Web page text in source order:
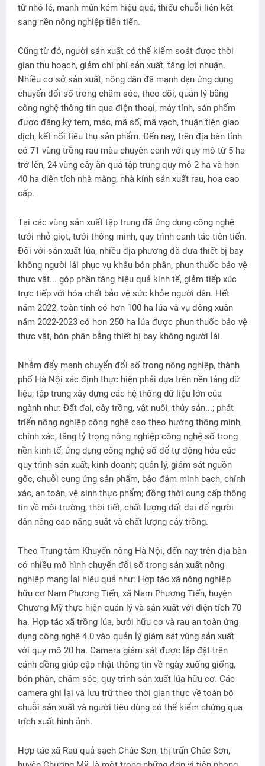
từ nhỏ lẻ, manh mún kém hiệu quả, thiếu chuỗi liên kết
sang nền nông nghiệp tiên tiến.
Cũng từ đó, người sản xuất có thể kiểm soát được thời
gian thu hoạch, giảm chi phí sản xuất, tăng lợi nhuận.
Nhiều cơ sở sản xuất, nông dân đã mạnh dạn ứng dụng
chuyển đổi số trong chăm sóc, theo dõi, quản lý bằng
công nghệ thông tin qua điện thoại, máy tính, sản phẩm
được đăng ký tem, mác, mã số, mã vạch, thuận tiện giao
dịch, kết nối tiêu thụ sản phẩm. Ðến nay, trên địa bàn tỉnh
có 71 vùng trồng rau màu chuyên canh với quy mô từ 5 ha
trở lên, 24 vùng cây ăn quả tập trung quy mô 2 ha và hơn
40 ha diện tích nhà màng, nhà kính sản xuất rau, hoa cao
cấp.
Tại các vùng sản xuất tập trung đã ứng dụng công nghệ
tưới nhỏ giọt, tưới thông minh, quy trình canh tác tiên tiến.
Ðối với sản xuất lúa, nhiều địa phương đã đưa thiết bị bay
không người lái phục vụ khâu bón phân, phun thuốc bảo vệ
thực vật... góp phần tăng hiệu quả kinh tế, giảm tiếp xúc
trực tiếp với hóa chất bảo vệ sức khỏe người dân. Hết
năm 2022, toàn tỉnh có hơn 100 ha lúa và vụ đông xuân
năm 2022-2023 có hơn 250 ha lúa được phun thuốc bảo vệ
thực vật, bón phân bằng thiết bị bay không người lái.
Nhằm đẩy mạnh chuyển đổi số trong nông nghiệp, thành
phố Hà Nội xác định thực hiện phải dựa trên nền tảng dữ
liệu; tập trung xây dựng các hệ thống dữ liệu lớn của
ngành như: Ðất đai, cây trồng, vật nuôi, thủy sản...; phát
triển nông nghiệp công nghệ cao theo hướng thông minh,
chính xác, tăng tỷ trọng nông nghiệp công nghệ số trong
nền kinh tế; ứng dụng công nghệ số để tự động hóa các
quy trình sản xuất, kinh doanh; quản lý, giám sát nguồn
gốc, chuỗi cung ứng sản phẩm, bảo đảm minh bạch, chính
xác, an toàn, vệ sinh thực phẩm; đồng thời cung cấp thông
tin về môi trường, thời tiết, chất lượng đất đai để người
dân nâng cao năng suất và chất lượng cây trồng.
Theo Trung tâm Khuyến nông Hà Nội, đến nay trên địa bàn
có nhiều mô hình chuyển đổi số trong sản xuất nông
nghiệp mang lại hiệu quả như: Hợp tác xã nông nghiệp
hữu cơ Nam Phương Tiến, xã Nam Phương Tiến, huyện
Chương Mỹ thực hiện quản lý và sản xuất với diện tích 70
ha. Hợp tác xã trồng lúa, bưởi hữu cơ và rau an toàn ứng
dụng công nghệ 4.0 vào quản lý giám sát vùng sản xuất
với quy mô 20 ha. Camera giám sát được lắp đặt trên
cánh đồng giúp cập nhật thông tin về ngày xuống giống,
bón phân, chăm sóc, quy trình sản xuất lúa hữu cơ. Các
camera ghi lại và lưu trữ theo thời gian thực về toàn bộ
chuỗi sản xuất và người tiêu dùng có thể kiểm chứng qua
trích xuất hình ảnh.
Hợp tác xã Rau quả sạch Chúc Sơn, thị trấn Chúc Sơn,